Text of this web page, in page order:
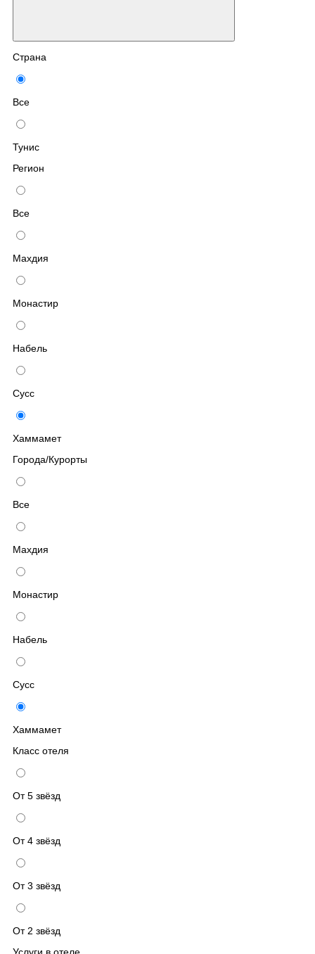
Страна
Все
Тунис
Регион
Все
Махдия
Монастир
Набель
Сусс
Хаммамет
Города/Курорты
Все
Махдия
Монастир
Набель
Сусс
Хаммамет
Класс отеля
От 5 звёзд
От 4 звёзд
От 3 звёзд
От 2 звёзд